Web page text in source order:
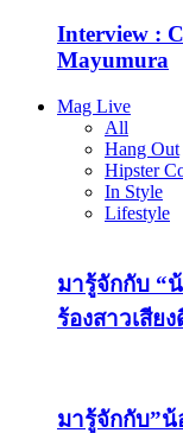
Interview :
Mayumura
Mag Live
All
Hang Out
Hipster
In Style
Lifestyle
มารู้จักกับ “
ร้องสาวเสีย
มารู้จักกับ”น้